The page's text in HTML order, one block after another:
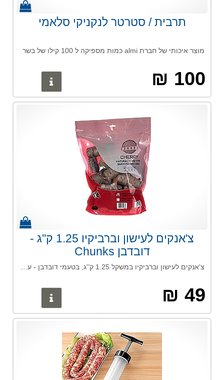
תרבית / סטרטר לנקניקי סלאמי
מוצר איכותי של חברת almi כמות מספיקה ל 100 קילו של בשר
100 ₪
צ'אנקים לעישון וברביקיו 1.25 ק''ג -
דובדבן Chunks
צ'אנקים לעישון וברביקיו במשקל 1.25 ק''ג, בטעמי דובדבן - עוצמת טעמים בינונית, השימוש בשבבים מעניק טעם מתקתק וצבע מהגוני לבשר. מתאים לעופות ולבקר.
49 ₪